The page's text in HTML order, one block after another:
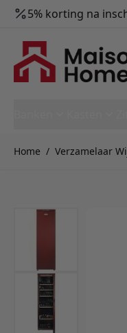
5% korting na
Home / Verzamelaar